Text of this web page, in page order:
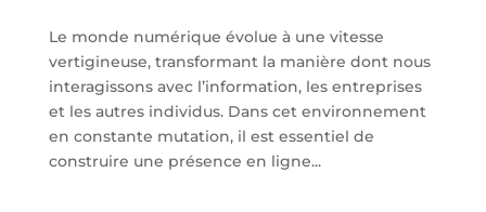
Le monde numérique évolue à une vitesse
vertigineuse, transformant la manière dont nous
interagissons avec l’information, les entreprises
et les autres individus. Dans cet environnement
en constante mutation, il est essentiel de
construire une présence en ligne...